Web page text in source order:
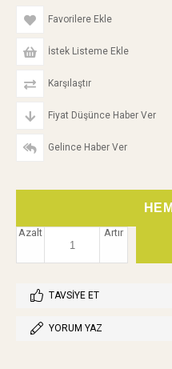
Favorilere Ekle
İstek Listeme Ekle
Karşılaştır
Fiyat Düşünce Haber Ver
Gelince Haber Ver
Artır
Azalt
TAVSIYE ET
YORUM YAZ